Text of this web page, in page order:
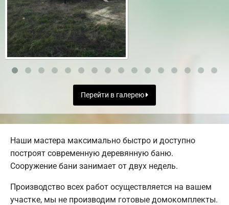
Перейти в галерею
Наши мастера максимально быстро и доступно
построят современную деревянную баню.
Сооружение бани занимает от двух недель.
Производство всех работ осуществляется на вашем
участке, мы не производим готовые домокомплекты.